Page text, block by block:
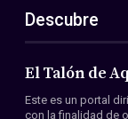
ES
EN
Acerca de
Miembros
Convenios
Descubre
El Talón de
Este es un portal
con la finalidad de